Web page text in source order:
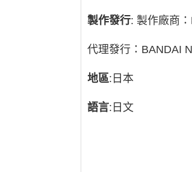
製作發行: 製作廠商
代理發行：BANDAI
地區:日本
語言:日文